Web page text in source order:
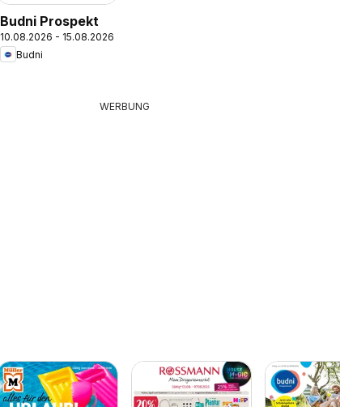
Budni Prospekt
10.08.2026 - 15.08.2026
Budni
WERBUNG